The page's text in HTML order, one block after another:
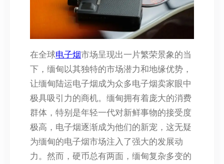
在全球电子烟市场呈现出一片繁荣景象的当
下，缅甸以其独特的市场潜力和地缘优势，
让缅甸陆运电子烟成为众多电子烟卖家眼中
极具吸引力的商机。缅甸拥有着庞大的消费
群体，特别是年轻一代对新鲜事物的接受度
极高，电子烟逐渐成为他们的新宠，这无疑
为缅甸的电子烟市场注入了强大的发展动
力。然而，硬币总有两面，缅甸复杂多变的